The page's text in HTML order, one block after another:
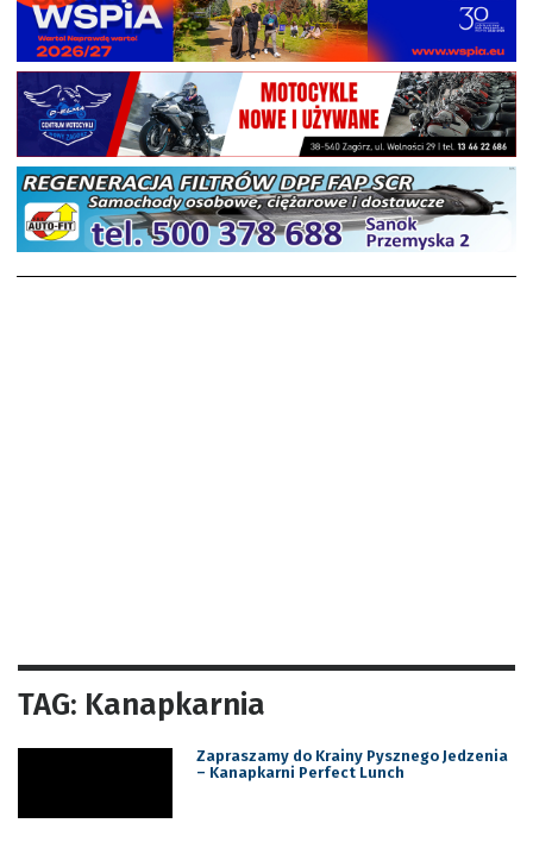
TAG: Kanapkarnia
Zapraszamy do Krainy Pysznego Jedzenia
– Kanapkarni Perfect Lunch